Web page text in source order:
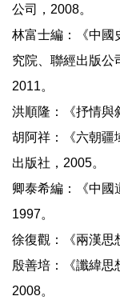
公司，2008。
林富士編：《中國
究院、聯經出版公
2011。
洪順隆：《抒情與
胡阿祥：《六朝疆
出版社，2005。
卿泰希編：《中國
1997。
徐復觀：《兩漢思
殷善培：《讖緯思
2008。